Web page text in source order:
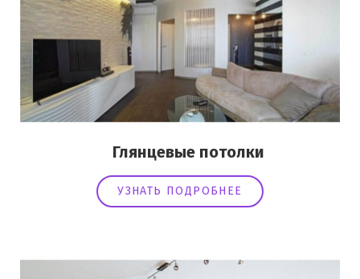
Глянцевые потолки
УЗНАТЬ ПОДРОБНЕЕ